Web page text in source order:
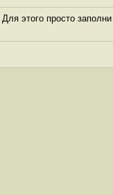
этого просто